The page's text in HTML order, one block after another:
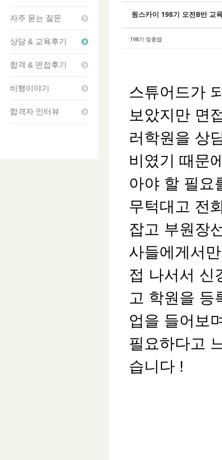
자주 묻는 질문
상담 & 교육후기
합격 & 면접후기
비행이야기
합격자 인터뷰
윙스카이 198기 오전B반 교
198기 정종엽
스튜어드가
보았지만 면
러학원을 상
비였기 때문
아야 할 필요
무턱대고 전
잡고 부원장
사들에게서
접 나서서 신
고 학원을 등
업을 들어보
필요하다고
습니다 !